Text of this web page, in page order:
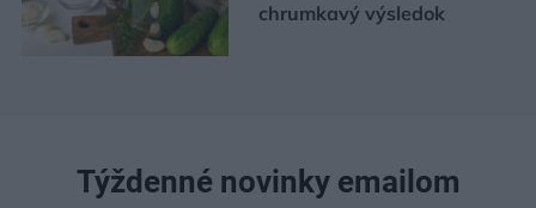
chrumkavý výsledok
Týždenné novinky emailom